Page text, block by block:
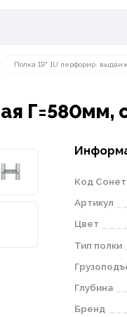
Полка 19" 1U перфорир.
Г=580мм,
Код Сонет
Артикул
Цвет
Тип полки
Глубина
Бренд